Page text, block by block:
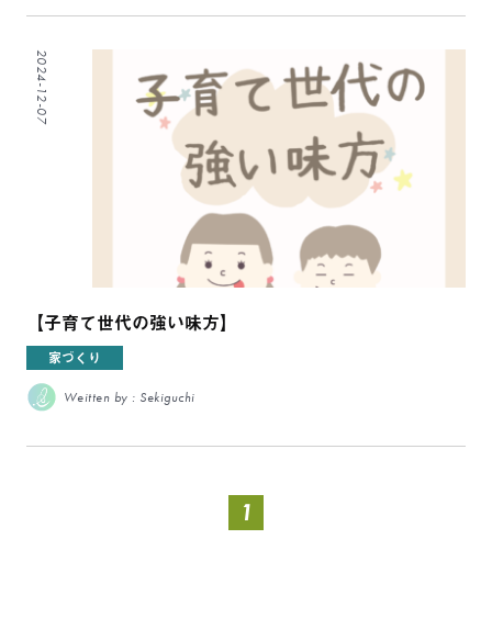
2024-12-07
【子育て世代の強い味方】
家づくり
Weitten by : Sekiguchi
1